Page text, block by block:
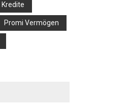
Kredite
Promi Vermögen